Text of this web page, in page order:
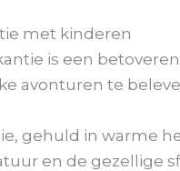
met kinderen
is een
avonturen te
gehuld in warme
en de gezellige